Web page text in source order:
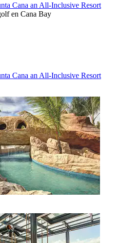
Cana an All-Inclusive Resort
en Cana Bay
Cana an All-Inclusive Resort